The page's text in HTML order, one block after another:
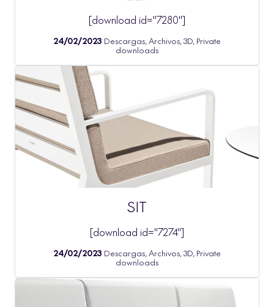
[download id="7280"]
24/02/2023 Descargas, Archivos, 3D, Private
downloads
SIT
[download id="7274"]
24/02/2023 Descargas, Archivos, 3D, Private
downloads